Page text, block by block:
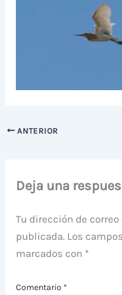
ANTERIOR
Deja una
Tu dirección de
publicada. Los
marcados con *
Comentario *